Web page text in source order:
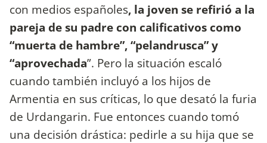
con medios españoles, la joven se refirió a la
pareja de su padre con calificativos como
“muerta de hambre”, “pelandrusca” y
“aprovechada”. Pero la situación escaló
cuando también incluyó a los hijos de
Armentia en sus críticas, lo que desató la furia
de Urdangarin. Fue entonces cuando tomó
una decisión drástica: pedirle a su hija que se